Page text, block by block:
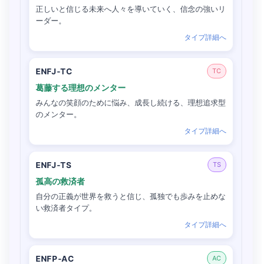
正しいと信じる未来へ人々を導いていく、信念の強いリ
ーダー。
タイプ詳細へ
ENFJ-TC TC
葛藤する理想のメンター
みんなの笑顔のために悩み、成長し続ける、理想追求型
のメンター。
タイプ詳細へ
ENFJ-TS TS
孤高の救済者
自分の正義が世界を救うと信じ、孤独でも歩みを止めな
い救済者タイプ。
タイプ詳細へ
ENFP-AC AC